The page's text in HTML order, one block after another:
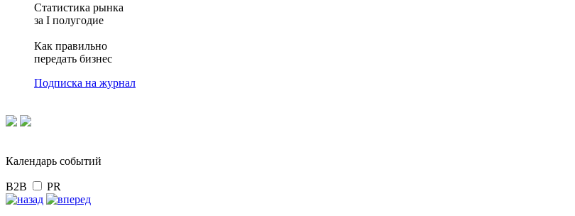
Статистика рынка
за I полугодие
Как правильно
передать бизнес
Подписка на журнал
Календарь событий
B2B PR